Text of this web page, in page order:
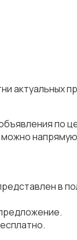
актуальных
по
в